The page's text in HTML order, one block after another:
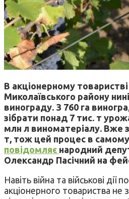
В акціонерному
Миколаївського району
винограду. З 760 га
зібрати понад 7 тис. т
млн л виноматеріалу. Вже
т, тож цей процес в
повідомляє народний
Олександр Пасічний на
Навіть війна та військові
акціонерного товариства не